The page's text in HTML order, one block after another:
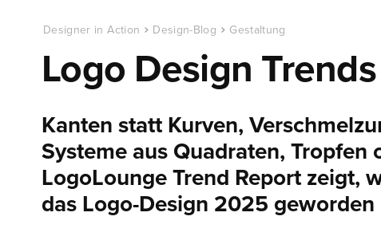
Designer in Action Design-Blog Gestaltung
Logo Design
Kanten statt Kurven,
Systeme aus Quadraten,
LogoLounge Trend Report zeigt,
das Logo-Design 2025 geworden